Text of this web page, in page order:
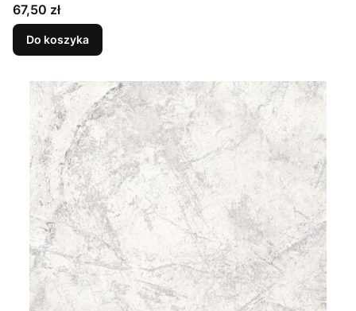
Cena
67,50 zł
Do koszyka